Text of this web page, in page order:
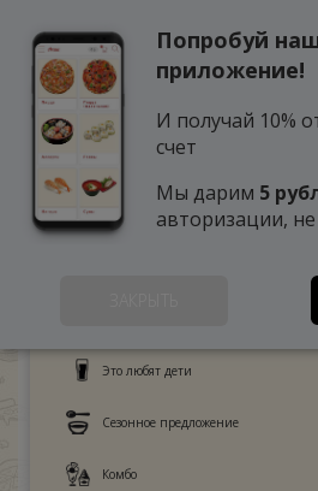
Это любят дети
Сезонное предложение
Комбо
Попробуй
приложение!
И получай 10%
счет
Мы дарим 5
авторизации,